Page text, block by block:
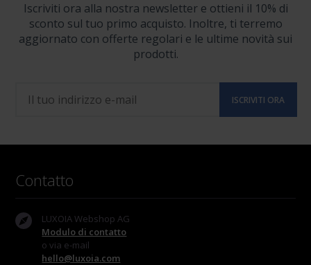
Iscriviti ora alla nostra newsletter e ottieni il 10% di
sconto sul tuo primo acquisto. Inoltre, ti terremo
aggiornato con offerte regolari e le ultime novità sui
prodotti.
Contatto
LUXOIA Webshop AG
Modulo di contatto
o via e-mail
hello@luxoia.com